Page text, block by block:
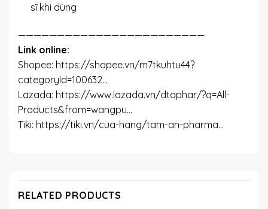
sĩ khi dùng
————————————————————————
Link online:
Shopee: https://shopee.vn/m7tkuhtu44?
categoryId=100632…
Lazada: https://www.lazada.vn/dtaphar/?q=All-
Products&from=wangpu…
Tiki: https://tiki.vn/cua-hang/tam-an-pharma…
RELATED PRODUCTS